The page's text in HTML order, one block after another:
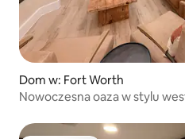
Dom w: Fort Worth
Nowoczesna oaza w stylu